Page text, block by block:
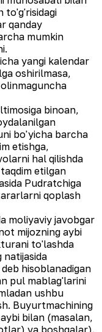
to'g'risidagi
qanday
mumkin
yangi kalendar
oshirilmasa,
binoan,
bo'yicha barcha
etishga,
hal qilishda
etilgan
Pudratchiga
qoplash
moliyaviy javobgar
mijozning aybi
to'lashda
natijasida
hisoblanadigan
pul mablag'larini
ushbu
Buyurtmachining
bilan (masalan,
va boshqalar).